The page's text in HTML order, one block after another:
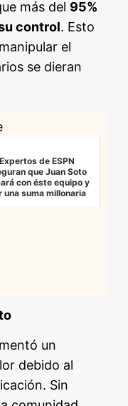
más del 95%
control. Esto
el
se dieran
Expertos de ESPN
que Juan Soto
con éste equipo y
una suma millonaria
un
debido al
Sin